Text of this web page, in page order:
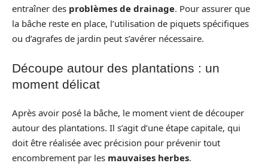
entraîner des problèmes de drainage. Pour assurer que
la bâche reste en place, l’utilisation de piquets spécifiques
ou d’agrafes de jardin peut s’avérer nécessaire.
Découpe autour des plantations : un
moment délicat
Après avoir posé la bâche, le moment vient de découper
autour des plantations. Il s’agit d’une étape capitale, qui
doit être réalisée avec précision pour prévenir tout
encombrement par les mauvaises herbes.